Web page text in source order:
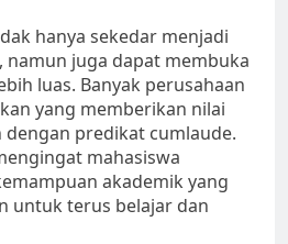
hanya sekedar menjadi
namun juga dapat membuka
luas. Banyak perusahaan
yang memberikan nilai
dengan predikat cumlaude.
mahasiswa
akademik yang
untuk terus belajar dan